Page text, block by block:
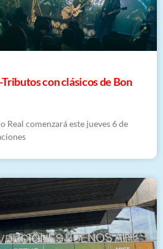
con clásicos de Bon
Real comenzará este jueves 6 de